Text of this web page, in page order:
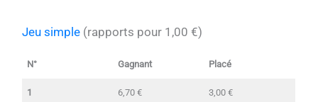
Jeu simple (rapports pour 1,00 €)
N° Gagnant Placé
1 6,70 € 3,00 €